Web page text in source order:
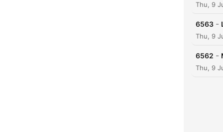
Thu, 9
6563 -
Thu, 9
6562 -
Thu, 9